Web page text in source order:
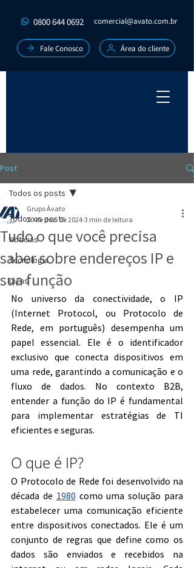
0800 644 0692 comercial@avato.com.br
Fale Conosco Área do cliente
Post
Todos os posts
Notícias
Tecnologia
Dicas
Todos os posts
Tudo o que você precisa
saber sobre endereços IP e
sua função
Grupo Ávato
20 de dez. de 2024 3 min de leitura
No universo da conectividade, o IP
(Internet Protocol, ou Protocolo de
Rede, em português) desempenha um
papel essencial. Ele é o identificador
exclusivo que conecta dispositivos em
uma rede, garantindo a comunicação e o
fluxo de dados. No contexto B2B,
entender a função do IP é fundamental
para implementar estratégias de TI
eficientes e seguras.
O que é IP?
O Protocolo de Rede foi desenvolvido na
década de 1980 como uma solução para
estabelecer uma comunicação eficiente
entre dispositivos conectados. Ele é um
conjunto de regras que define como os
dados são enviados e recebidos na